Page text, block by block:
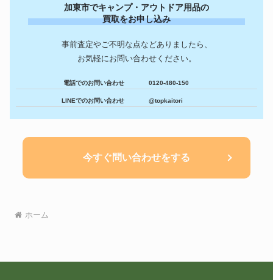
加東市でキャンプ・アウトドア用品の
買取をお申し込み
事前査定やご不明な点などありましたら、
お気軽にお問い合わせください。
電話でのお問い合わせ 0120-480-150
LINEでのお問い合わせ @topkaitori
今すぐ問い合わせをする
ホーム